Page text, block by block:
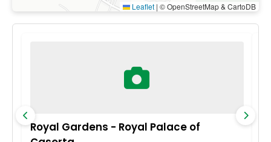
Leaflet | © OpenStreetMap & CartoDB
Royal Gardens - Royal Palace of